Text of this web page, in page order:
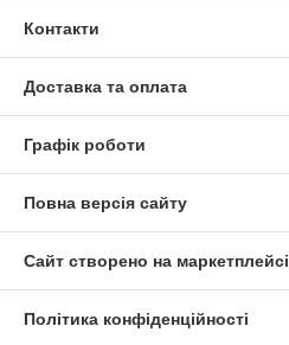
Контакти
Доставка та оплата
Графік роботи
Повна версія сайту
Сайт створено на маркетплейсі
Політика конфіденційності